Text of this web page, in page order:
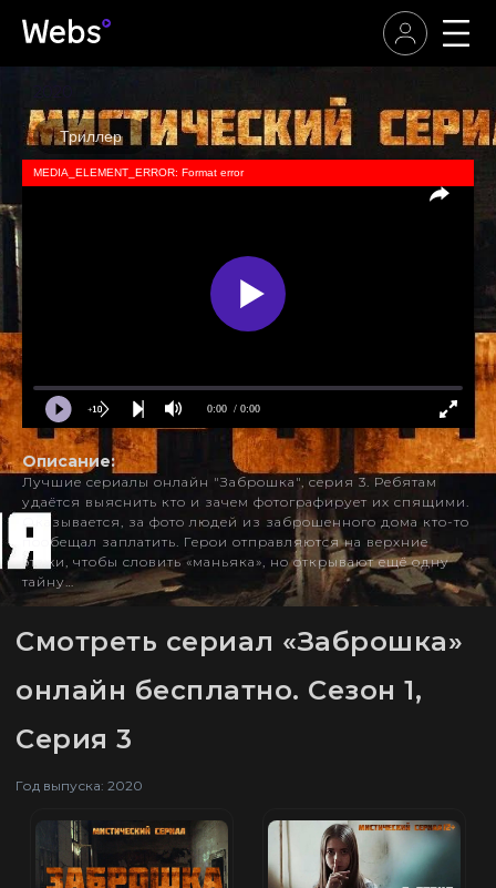
2020
Триллер
0:00 / 0:00
MEDIA_ELEMENT_ERROR: Format error
Описание:
Лучшие сериалы онлайн "Заброшка", серия 3. Ребятам
удаётся выяснить кто и зачем фотографирует их спящими.
Оказывается, за фото людей из заброшенного дома кто-то
пообещал заплатить. Герои отправляются на верхние
этажи, чтобы словить «маньяка», но открывают ещё одну
тайну…
Смотреть сериал «Заброшка»
онлайн бесплатно. Сезон 1,
Серия 3
Год выпуска: 2020